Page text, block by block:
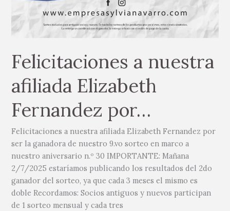
Felicitaciones a nuestra
afiliada Elizabeth
Fernandez por…
Felicitaciones a nuestra afiliada Elizabeth Fernandez por
ser la ganadora de nuestro 9.vo sorteo en marco a
nuestro aniversario n.º 30 IMPORTANTE: Mañana
2/7/2025 estaríamos publicando los resultados del 2do
ganador del sorteo, ya que cada 3 meses el mismo es
doble Recordamos: Socios antiguos y nuevos participan
de 1 sorteo mensual y cada tres